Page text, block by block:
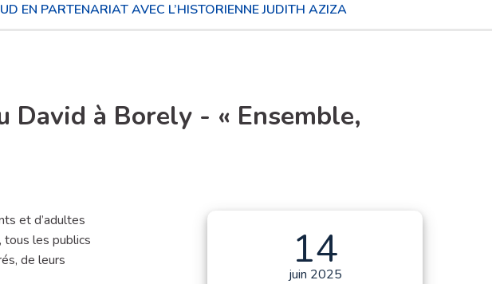
EN PARTENARIAT AVEC L’HISTORIENNE JUDITH AZIZA
à Borely - « Ensemble,
14
juin 2025
et d’adultes
tous les publics
de leurs